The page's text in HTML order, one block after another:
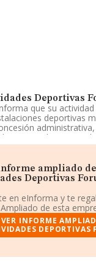
Deportivas
que su
deportivas
o indirecta en el
cesionarias o
de licitación púb. La
Sociedad Limitada.
instalaciones
no tiene actividad
Actividades
tiene su domicilio
ampliado de
Deportivas
en eInforma y te
de esta
VER INFORME
DEPORTIVAS